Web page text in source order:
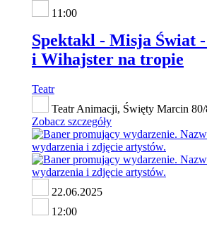
11:00
Spektakl - Misja Świat
i Wihajster na tropie
Teatr
Teatr Animacji, Święty Marcin 80/
Zobacz szczegóły
22.06.2025
12:00